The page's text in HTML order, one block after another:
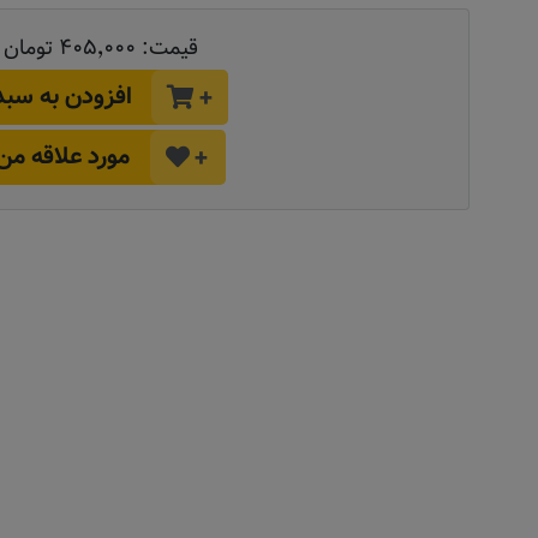
قیمت: ۴۰۵٬۰۰۰ تومان
+
افزودن به
+
مورد علاقه